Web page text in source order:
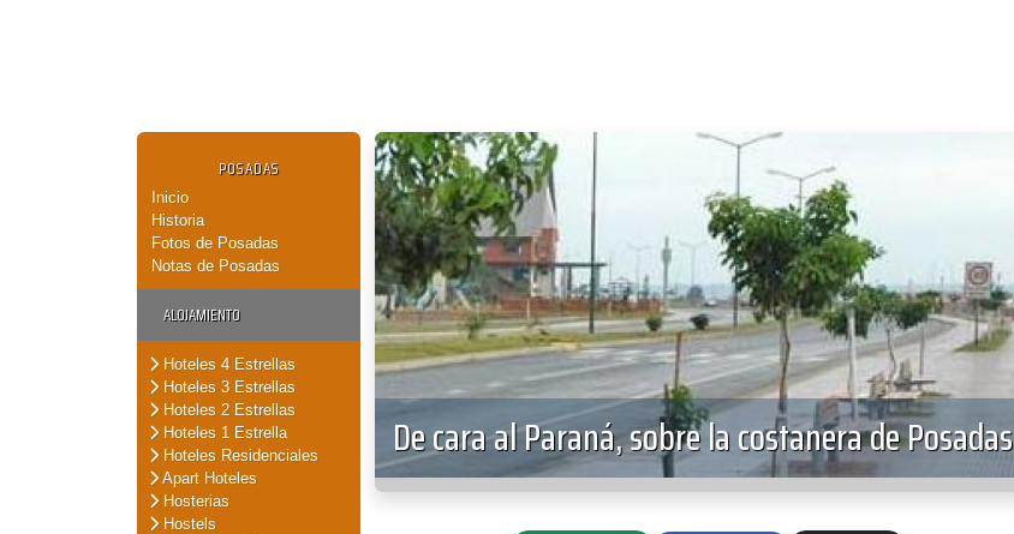
POSADAS
Inicio
Historia
Fotos de Posadas
Notas de Posadas
ALOJAMIENTO
Hoteles 4 Estrellas
Hoteles 3 Estrellas
Hoteles 2 Estrellas
Hoteles 1 Estrella
Hoteles Residenciales
Apart Hoteles
Hosterias
Hostels
De cara al Paraná, sobre la costanera de Posadas